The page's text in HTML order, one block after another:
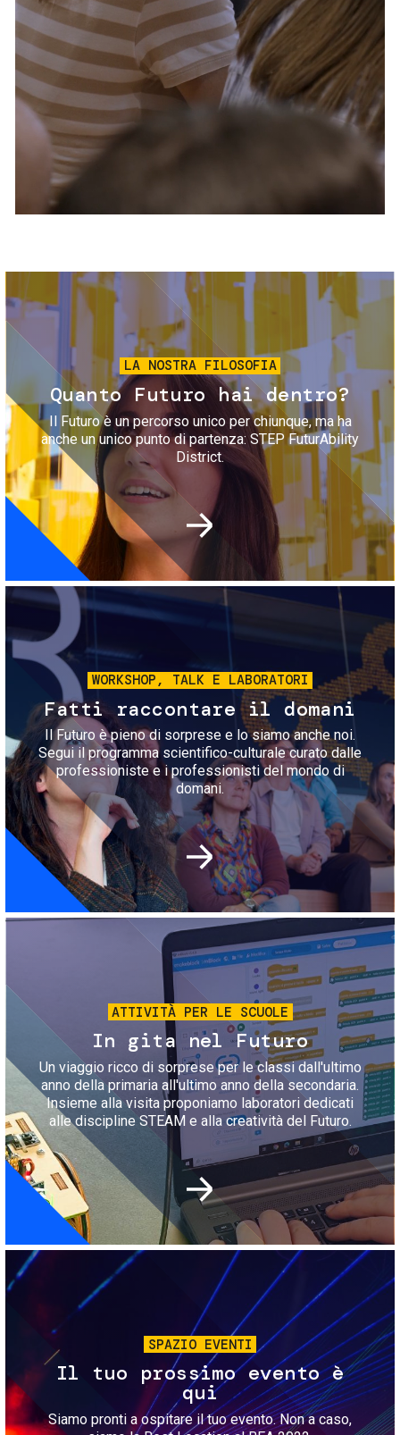
Servizi e accessibilità
Contatti
FAQ
Biglietti
Immagine
LA NOSTRA FILOSOFIA
Quanto Futuro hai dentro?
Il Futuro è un percorso unico per chiunque, ma ha
anche un unico punto di partenza: STEP FuturAbility
District.
Immagine
WORKSHOP, TALK E LABORATORI
Fatti raccontare il domani
Il Futuro è pieno di sorprese e lo siamo anche noi.
Segui il programma scientifico-culturale curato dalle
professioniste e i professionisti del mondo di
domani.
Immagine
ATTIVITÀ PER LE SCUOLE
In gita nel Futuro
Un viaggio ricco di sorprese per le classi dall'ultimo
anno della primaria all'ultimo anno della secondaria.
Insieme alla visita proponiamo laboratori dedicati
alle discipline STEAM e alla creatività del Futuro.
Immagine
SPAZIO EVENTI
Il tuo prossimo evento è
qui
Siamo pronti a ospitare il tuo evento. Non a caso,